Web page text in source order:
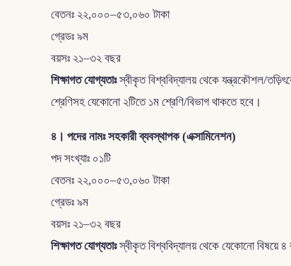
বেতনঃ ২২,০০০–৫৩,০৬০ টাকা
গ্রেডঃ ৯ম
বয়সঃ ২১–৩২ বছর
শিক্ষাগত যোগ্যতাঃস্বীকৃত বিশ্ববিদ্যালয় থেকে যন্ত্রকৌশল/
শ্রেণিসহ যেকোনো ২টিতে ১ম শ্রেণি/বিভাগ থাকতে হবে।
৪। পদের নামঃ সহকারী ব্যবস্থাপক (এক্সামিনেশন)
পদ সংখ্যাঃ ০১টি
বেতনঃ ২২,০০০–৫৩,০৬০ টাকা
গ্রেডঃ ৯ম
বয়সঃ ২১–৩২ বছর
শিক্ষাগত যোগ্যতাঃস্বীকৃত বিশ্ববিদ্যালয় থেকে যেকোনো বিষয়ে